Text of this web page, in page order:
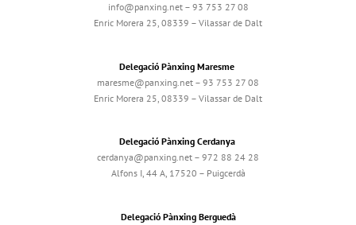
info@panxing.net – 93 753 27 08
Enric Morera 25, 08339 – Vilassar de Dalt
Delegació Pànxing Maresme
maresme@panxing.net – 93 753 27 08
Enric Morera 25, 08339 – Vilassar de Dalt
Delegació Pànxing Cerdanya
cerdanya@panxing.net – 972 88 24 28
Alfons I, 44 A, 17520 – Puigcerdà
Delegació Pànxing Berguedà